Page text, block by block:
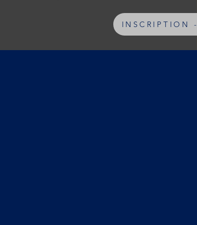
INSCRIPTION